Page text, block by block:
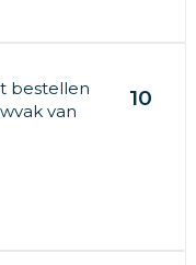
bestellen
van
10